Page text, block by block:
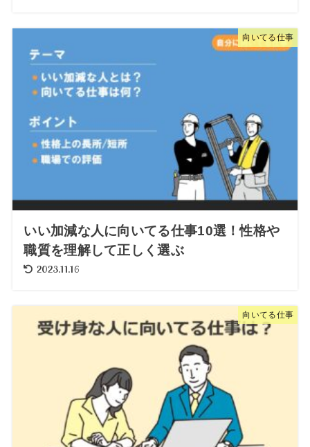
向いてる仕事
いい加減な人に向いてる仕事10選！性格や
職質を理解して正しく選ぶ
2023.11.16
向いてる仕事